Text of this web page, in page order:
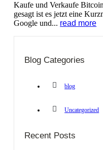
Kaufe und Verkaufe
gesagt ist es jetzt eine
Google und... read more
Blog Categories
blog
Uncategorized
Recent Posts